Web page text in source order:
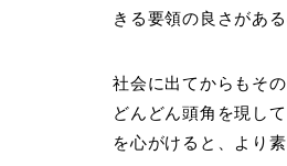
きる要領の良さがあ
社会に出てからもそ
どんどん頭角を現し
を心がけると、より